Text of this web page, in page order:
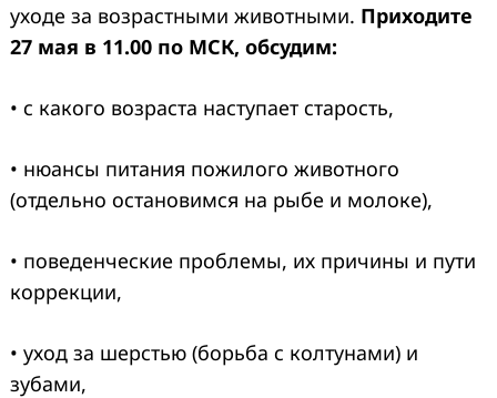
уходе за возрастными животными. Приходите
27 мая в 11.00 по МСК, обсудим:
• с какого возраста наступает старость,
• нюансы питания пожилого животного
(отдельно остановимся на рыбе и молоке),
• поведенческие проблемы, их причины и пути
коррекции,
• уход за шерстью (борьба с колтунами) и
зубами,